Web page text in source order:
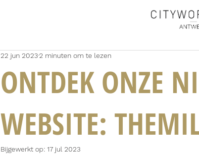
ONTDEK ONZE
WEBSITE:
22 jun 20232 minuten om te lezen
Bijgewerkt op: 17 jul 2023